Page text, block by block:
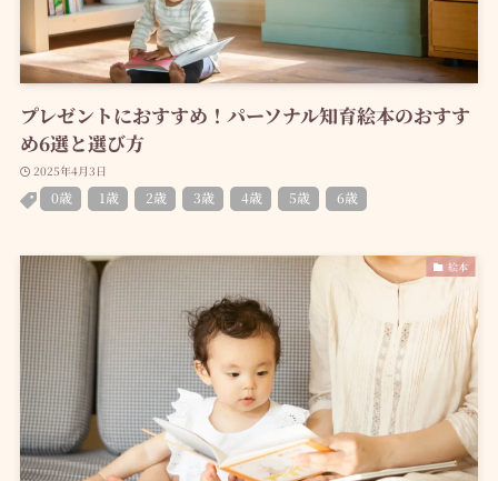
プレゼントにおすすめ！パーソナル知育絵本のおすす
め6選と選び方
2025年4月3日
0歳 1歳 2歳 3歳 4歳 5歳 6歳
絵本